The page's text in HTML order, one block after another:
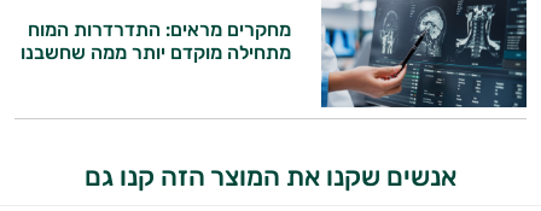
מחקרים מראים: התדרדרות המוח
מתחילה מוקדם יותר ממה שחשבנו
אנשים שקנו את המוצר הזה קנו גם
ולמצב הגופני שלך, ולהסביר לך אילו רכיבים
עובדים יחד כדי למקסם תוצאות גם בחיי היום
יום וגם בתחום הכושר והספורט.
המטרה שלי היא להתאים עבורך המלצות
זה הזמן להתחיל. איך אוכל לעזור?